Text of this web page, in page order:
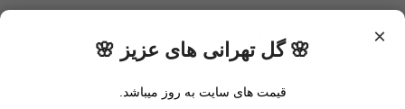
باکس گل درنا ×
🌸 گل تهرانی های عزیز 🌸
قیمت های سایت به روز میباشد.